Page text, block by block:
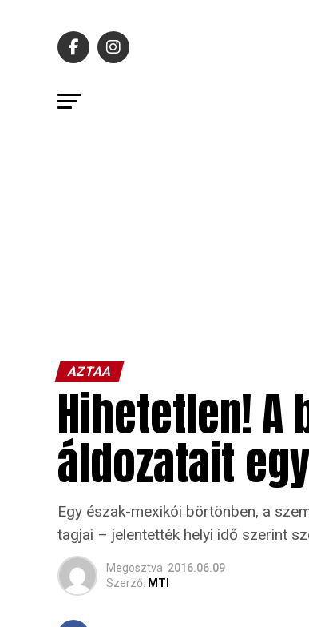
AZTAA
Hihetetlen!
áldozatait
Egy észak-mexikói börtönben, a
tagjai – jelentették helyi idő szerint
Megosztva 2016.06.09
Szerző: MTI